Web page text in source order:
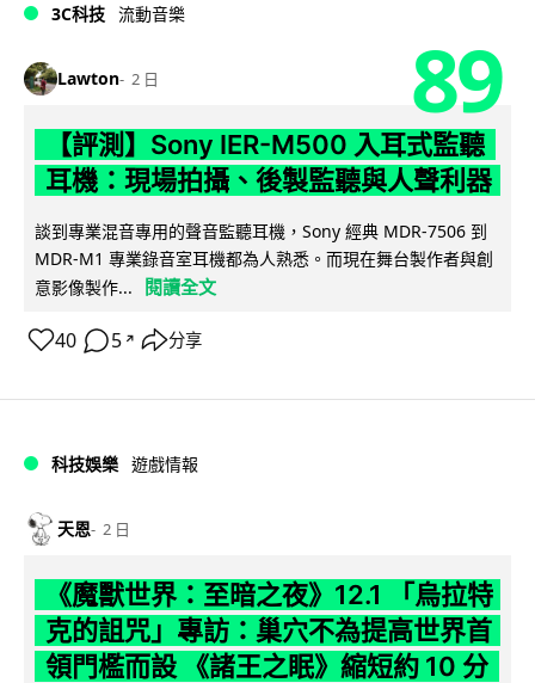
3C科技 流動音樂
Lawton 2 日 89
【評測】Sony IER-M500 入耳式監聽
耳機：現場拍攝、後製監聽與人聲利器
談到專業混音專用的聲音監聽耳機，Sony 經典 MDR-7506 到
MDR-M1 專業錄音室耳機都為人熟悉。而現在舞台製作者與創
意影像製作...
閱讀全文
40 5 ↗ 分享
科技娛樂 遊戲情報
天恩 2 日
《魔獸世界：至暗之夜》12.1 「烏拉特
克的詛咒」專訪：巢穴不為提高世界首
領門檻而設 《諸王之眠》縮短約 10 分